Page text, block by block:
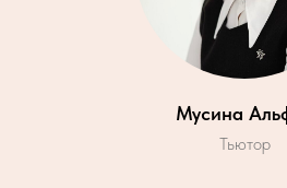
Мусина
Тьютор